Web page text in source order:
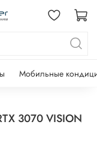
Мобильные
3070 VISION